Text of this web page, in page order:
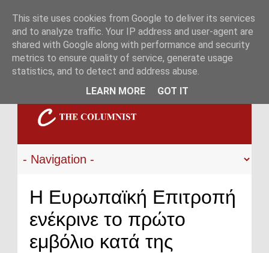
Η Ευρωπαϊκή Επιτροπή
ενέκρινε το πρώτο
εμβόλιο κατά της
This site uses cookies from Google to deliver its services
and to analyze traffic. Your IP address and user-agent are
shared with Google along with performance and security
metrics to ensure quality of service, generate usage
statistics, and to detect and address abuse.
LEARN MORE
GOT IT